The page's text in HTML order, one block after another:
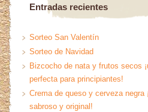
Entradas recientes
Sorteo San Valentín
Sorteo de Navidad
Bizcocho de nata y frutos secos
perfecta para principiantes!
Crema de queso y cerveza negra
sabroso y original!